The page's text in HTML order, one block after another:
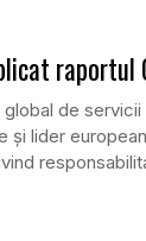
raportul
global de
și lider